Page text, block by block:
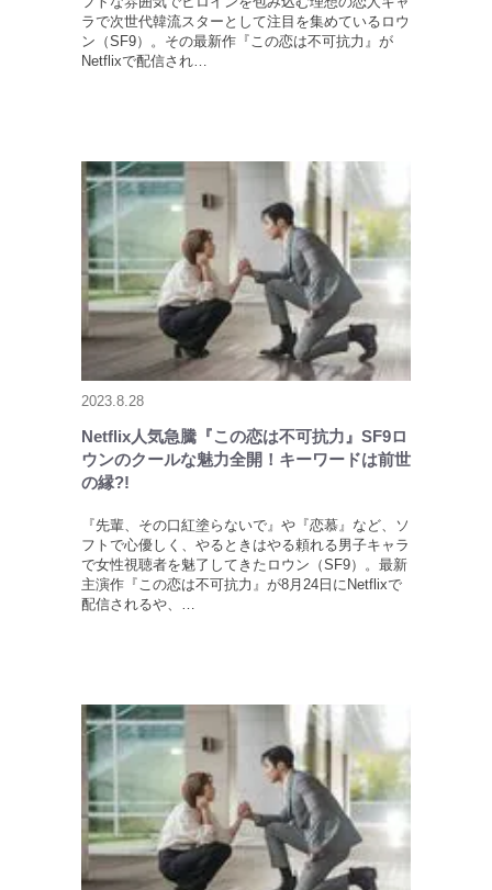
ラで次世代韓流スターとして注目を集めているロウ
ン（SF9）。その最新作『この恋は不可抗力』が
Netflixで配信され…
2023.8.28
Netflix人気急騰『この恋は不可抗力』SF9ロ
ウンのクールな魅力全開！キーワードは前世
の縁?!
『先輩、その口紅塗らないで』や『恋慕』など、ソ
フトで心優しく、やるときはやる頼れる男子キャラ
で女性視聴者を魅了してきたロウン（SF9）。最新
主演作『この恋は不可抗力』が8月24日にNetflixで
配信されるや、…